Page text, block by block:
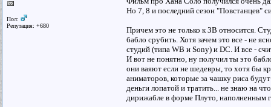
Пол:
Репутация: +680
Но 7, 8 и последний сезон "Повстанцев"
Причем это не только к ЗВ относится.
бабло срубить. Хотя зачем это все - не
студий (типа WB и Sony) и DC. И все -
И вот не понятно, ну получил ты это
они ваяют если не шедевры, то хотя бы
аниматоров, которые за чашку риса
деньги лопатой и тратить... не знаю на
дирижабле в форме Плуто, наполненным